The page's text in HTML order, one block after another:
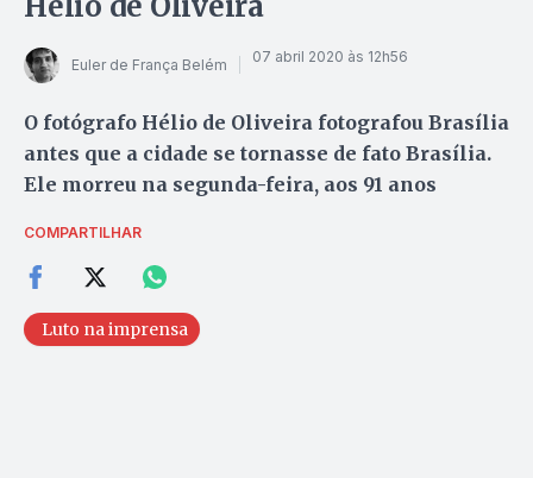
Euler de França Belém 07 abril 2020 às 12h56
O fotógrafo Hélio de Oliveira fotografou Brasília
antes que a cidade se tornasse de fato Brasília.
Ele morreu na segunda-feira, aos 91 anos
COMPARTILHAR
Luto na imprensa